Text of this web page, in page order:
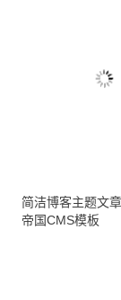
简洁博客主题文
帝国CMS模板